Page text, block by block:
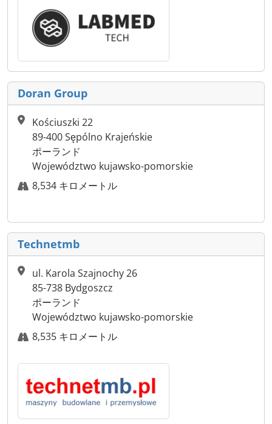
Doran Group
Kościuszki 22
89-400 Sępólno Krajeńskie
ポーランド
Województwo kujawsko-pomorskie
8,534 キロメートル
Technetmb
ul. Karola Szajnochy 26
85-738 Bydgoszcz
ポーランド
Województwo kujawsko-pomorskie
8,535 キロメートル